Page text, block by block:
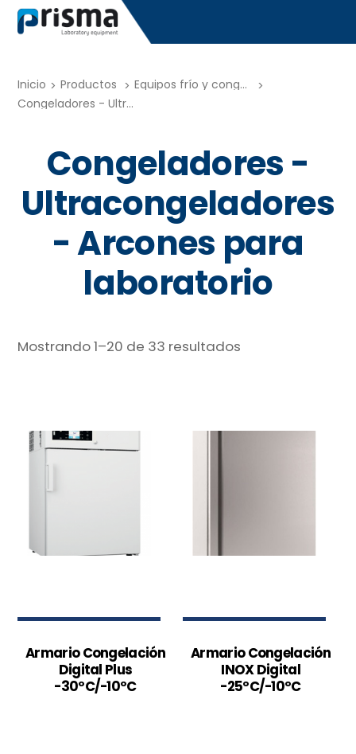
Skip
Inicio Productos
Equipos frío y congelación
Congeladores - Ultracongeladores - Arcones para laboratorio
Congeladores -
Ultracongeladores
- Arcones para
laboratorio
Mostrando 1–20 de 33 resultados
Armario Congelación
Digital Plus
-30ºC/-10ºC
Armario Congelación
INOX Digital
-25ºC/-10ºC
para